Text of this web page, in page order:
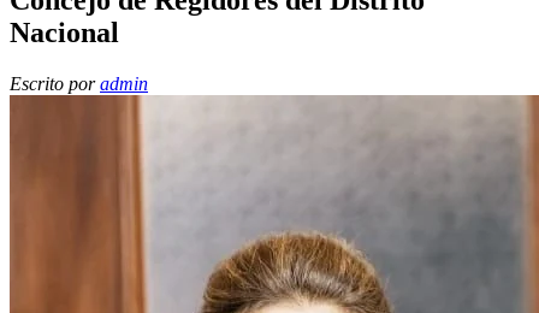
Nacional
Escrito poradmin